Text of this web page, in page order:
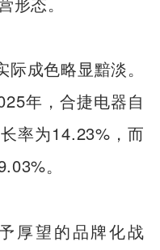
成色略显黯淡。
年，合捷电器自
率为14.23%，而
。
厚望的品牌化战